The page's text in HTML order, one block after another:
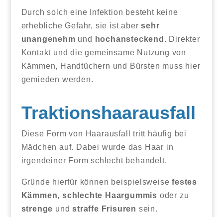
Durch solch eine Infektion besteht keine
erhebliche Gefahr, sie ist abersehr
unangenehm und hochansteckend. Direkter
Kontakt und die gemeinsame Nutzung von
Kämmen, Handtüchern und Bürsten muss hier
gemieden werden.
Traktionshaarausfall
Diese Form von Haarausfall tritt häufig bei
Mädchen auf. Dabei wurde das Haar in
irgendeiner Form schlecht behandelt.
Gründe hierfür können beispielsweisefestes
Kämmen, schlechte Haargummis oder zu
strenge undstraffe Frisuren sein.